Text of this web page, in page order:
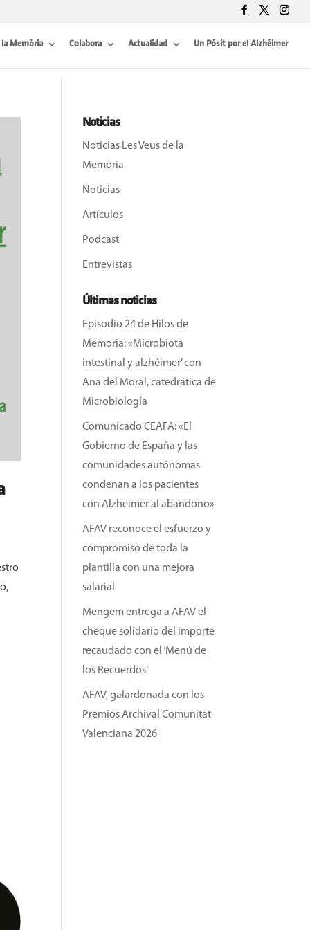
la Memòria Colabora Actualidad Un Pósit por el Alzhéimer
Noticias
Noticias Les Veus de la
Memòria
Noticias
Artículos
Podcast
Entrevistas
Últimas noticias
Episodio 24 de Hilos de
Memoria: «Microbiota
intestinal y alzhéimer’ con
Ana del Moral, catedrática de
Microbiología
Comunicado CEAFA: «El
Gobierno de España y las
comunidades autónomas
condenan a los pacientes
con Alzheimer al abandono»
AFAV reconoce el esfuerzo y
compromiso de toda la
plantilla con una mejora
salarial
Mengem entrega a AFAV el
cheque solidario del importe
recaudado con el ‘Menú de
los Recuerdos’
AFAV, galardonada con los
Premios Archival Comunitat
Valenciana 2026